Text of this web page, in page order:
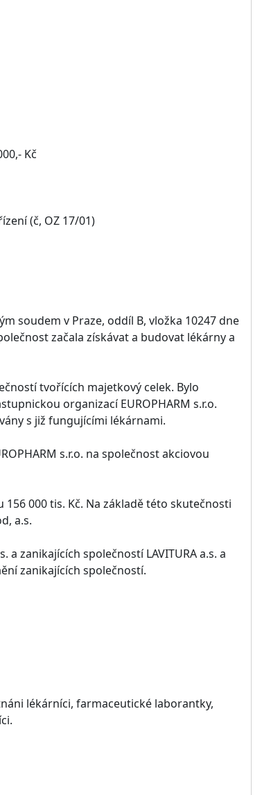
Kč
(č, OZ 17/01)
soudem v Praze, oddíl B, vložka 10247 dne
začala získávat a budovat lékárny a
tvořících majetkový celek. Bylo
organizací EUROPHARM s.r.o.
s již fungujícími lékárnami.
s.r.o. na společnost akciovou
156 000 tis. Kč. Na základě této skutečnosti
a.s.
a zanikajících společností LAVITURA a.s. a
zanikajících společností.
lékárníci, farmaceutické laborantky,